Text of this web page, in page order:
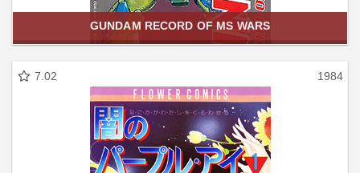
GUNDAM RECORD OF MS WARS
7.02 1984